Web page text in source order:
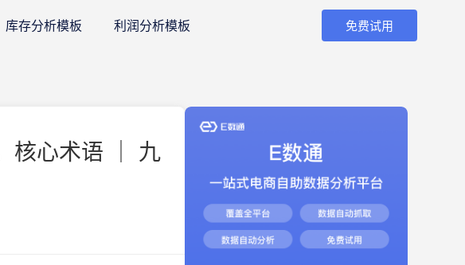
库存分析模板 利润分析模板 免费试用
核心术语 ｜ 九